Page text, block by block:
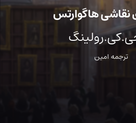
نقاشی هاگوارتس
ترجمه امین